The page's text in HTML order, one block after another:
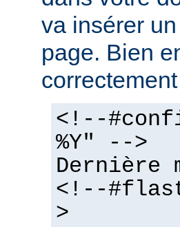
va insérer
page. Bien
<!--
%Y" -->
<!--
>